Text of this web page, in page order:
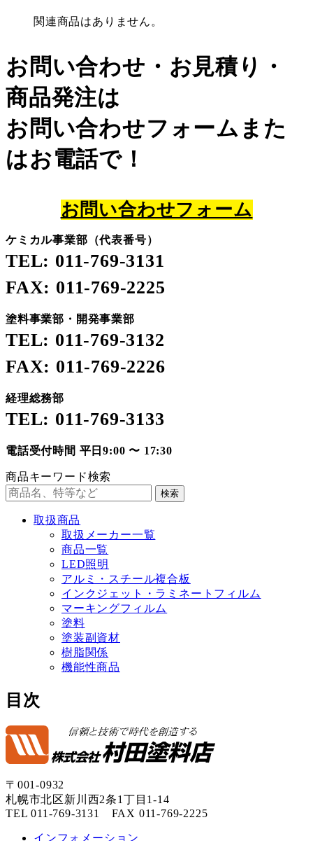
関連商品はありません。
お問い合わせ・お見積り・
商品発注は
お問い合わせフォームまた
はお電話で！
お問い合わせフォーム
ケミカル事業部（代表番号）
TEL: 011-769-3131
FAX: 011-769-2225
塗料事業部・開発事業部
TEL: 011-769-3132
FAX: 011-769-2226
経理総務部
TEL: 011-769-3133
電話受付時間 平日9:00 〜 17:30
商品キーワード検索
検索
取扱商品
取扱メーカー一覧
商品一覧
LED照明
アルミ・スチール複合板
インクジェット・ラミネートフィルム
マーキングフィルム
塗料
塗装副資材
樹脂関係
機能性商品
目次
〒001-0932
札幌市北区新川西2条1丁目1-14
TEL 011-769-3131 FAX 011-769-2225
インフォメーション